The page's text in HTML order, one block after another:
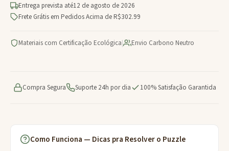
Entrega prevista até12 de agosto de 2026
Frete Grátis em Pedidos Acima de R$302.99
Materiais com Certificação Ecológica| Envio Carbono Neutro
Compra Segura Suporte 24h por dia 100% Satisfação Garantida
Como Funciona — Dicas pra Resolver o Puzzle